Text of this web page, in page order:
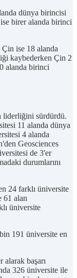
dünya birincisi
birer alanda birinci
ise 18 alanda
kaybederken Çin 2
alanda birinci
liderliğini sürdürdü.
11 alanda dünya
4 alanda
Geosciences
de 3'er
durumlarını
24 farklı üniversite
61 alan
üniversite
191 üniversite en
başarı
326 üniversite ile